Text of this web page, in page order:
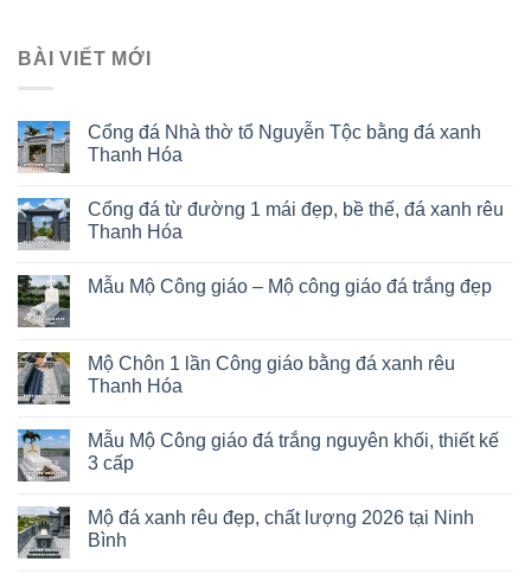
BÀI VIẾT MỚI
Cổng đá Nhà thờ tổ Nguyễn Tộc bằng đá xanh
Thanh Hóa
Cổng đá từ đường 1 mái đẹp, bề thế, đá xanh rêu
Thanh Hóa
Mẫu Mộ Công giáo – Mộ công giáo đá trắng đẹp
Mộ Chôn 1 lần Công giáo bằng đá xanh rêu
Thanh Hóa
Mẫu Mộ Công giáo đá trắng nguyên khối, thiết kế
3 cấp
Mộ đá xanh rêu đẹp, chất lượng 2026 tại Ninh
Bình